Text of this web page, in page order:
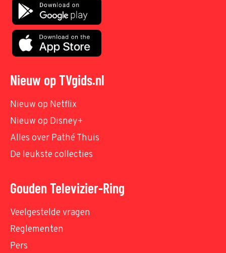
Nieuw op TVgids.nl
Nieuw op Netflix
Nieuw op Disney+
Alles over Pathé Thuis
De leukste collecties
Gouden Televizier-Ring
Veelgestelde vragen
Reglementen
Pers